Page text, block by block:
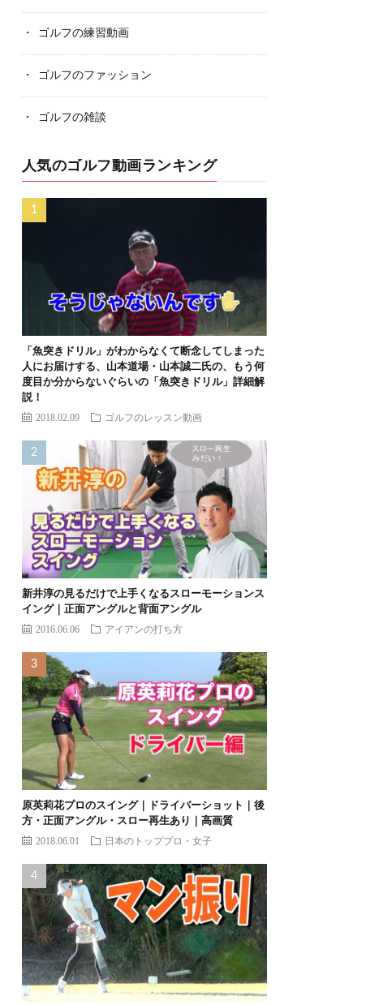
ゴルフの練習動画
ゴルフのファッション
ゴルフの雑談
人気のゴルフ動画ランキング
「魚突きドリル」がわからなくて断念してしまった
人にお届けする、山本道場・山本誠二氏の、もう何
度目か分からないぐらいの「魚突きドリル」詳細解
説！
2018.02.09 ゴルフのレッスン動画
新井淳の見るだけで上手くなるスローモーションス
イング｜正面アングルと背面アングル
2016.06.06 アイアンの打ち方
原英莉花プロのスイング｜ドライバーショット｜後
方・正面アングル・スロー再生あり｜高画質
2018.06.01 日本のトッププロ・女子